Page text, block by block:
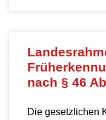
nach § 46
Die gesetzlichen